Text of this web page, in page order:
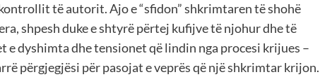
të autorit. Ajo e “sfidon” shkrimtaren të shohë
shpesh duke e shtyrë përtej kufijve të njohur dhe të
dyshimta dhe tensionet që lindin nga procesi krijues –
përgjegjësi për pasojat e veprës që një shkrimtar krijon.